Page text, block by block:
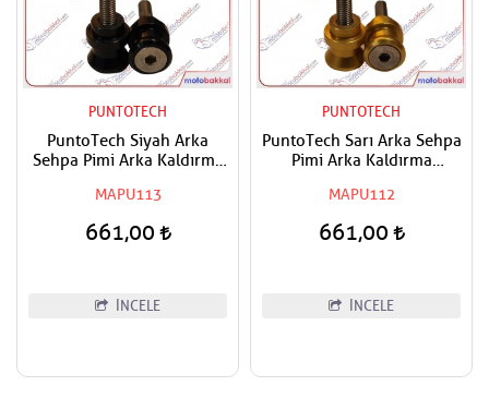
PUNTOTECH
PuntoTech Siyah Arka
Sehpa Pimi Arka Kaldırma
Sliders M8
MAPU113
661,00
İNCELE
PUNTOTECH
PuntoTech Sarı Arka Sehpa
Pimi Arka Kaldırma
Sliders M8
MAPU112
661,00
İNCELE